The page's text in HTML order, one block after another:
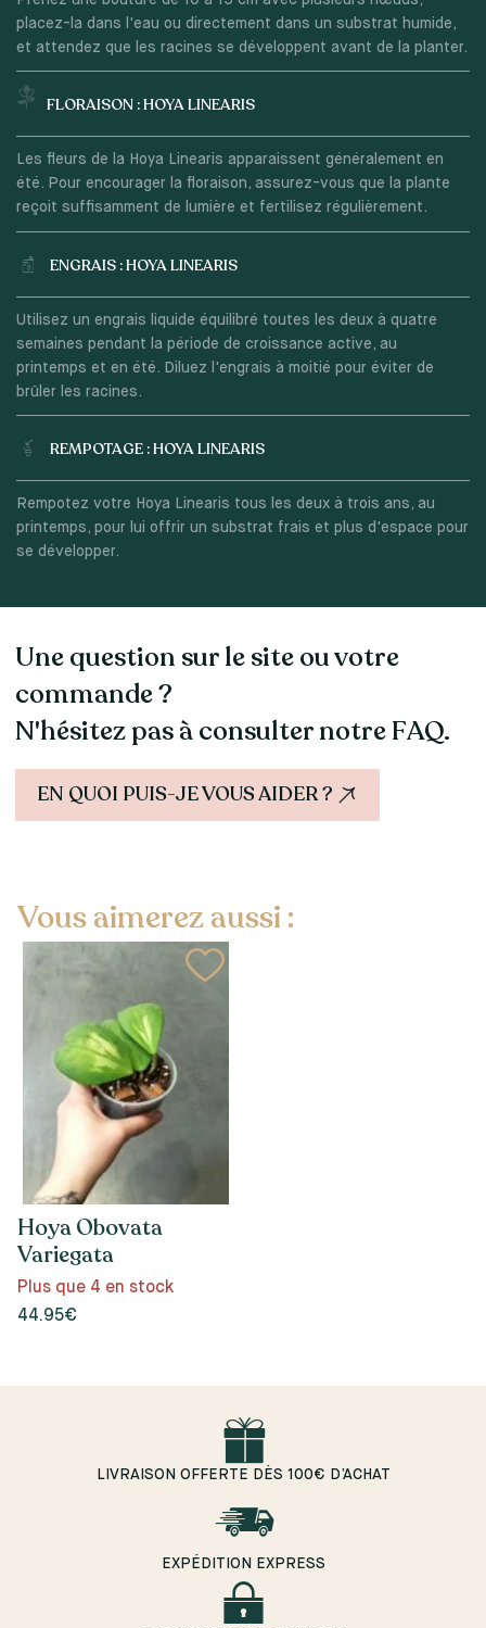
placez-la dans l'eau ou directement dans un substrat humide,
et attendez que les racines se développent avant de la planter.
FLORAISON : HOYA LINEARIS
Les fleurs de la Hoya Linearis apparaissent généralement en
été. Pour encourager la floraison, assurez-vous que la plante
reçoit suffisamment de lumière et fertilisez régulièrement.
ENGRAIS : HOYA LINEARIS
Utilisez un engrais liquide équilibré toutes les deux à quatre
semaines pendant la période de croissance active, au
printemps et en été. Diluez l'engrais à moitié pour éviter de
brûler les racines.
REMPOTAGE : HOYA LINEARIS
Rempotez votre Hoya Linearis tous les deux à trois ans, au
printemps, pour lui offrir un substrat frais et plus d'espace pour
se développer.
Une question sur le site ou votre
commande ?
N'hésitez pas à consulter notre FAQ.
EN QUOI PUIS-JE VOUS AIDER ?
Vous aimerez aussi :
Hoya Obovata
Variegata
44.95€
Plus que 4 en stock
LIVRAISON OFFERTE DÈS 100€ D’ACHAT
EXPÉDITION EXPRESS